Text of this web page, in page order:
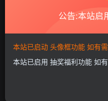
登录开启福卡抽取88元
公告:本站启
本站已启动 头像框功能 如有
本站已启用 抽奖福利功能 如